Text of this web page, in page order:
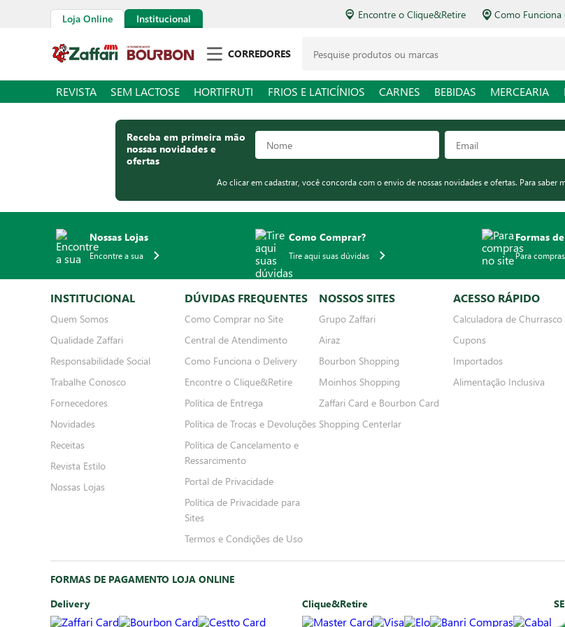
Loja Online Institucional Encontre o Clique&Retire Como Funciona
CORREDORES
REVISTA SEM LACTOSE HORTIFRUTI FRIOS E LATICÍNIOS CARNES BEBIDAS MERCEARIA
Receba em primeira mão
nossas novidades e
ofertas
Ao clicar em cadastrar, você concorda com o envio de nossas novidades e ofertas. Para saber
Nossas Lojas
Encontre a sua
Como Comprar?
Tire aqui suas dúvidas
Formas
Para
INSTITUCIONAL
Quem Somos
Qualidade Zaffari
Responsabilidade Social
Trabalhe Conosco
Fornecedores
Novidades
Receitas
Revista Estilo
Nossas Lojas
DÚVIDAS FREQUENTES
Como Comprar no Site
Central de Atendimento
Como Funciona o Delivery
Encontre o Clique&Retire
Política de Entrega
Política de Trocas e Devoluções
Política de Cancelamento e
Ressarcimento
Portal de Privacidade
Política de Privacidade para
Sites
Termos e Condições de Uso
NOSSOS SITES
Grupo Zaffari
Airaz
Bourbon Shopping
Moinhos Shopping
Zaffari Card e Bourbon Card
Shopping Centerlar
ACESSO RÁPIDO
Calculadora de Churrasco
Cupons
Importados
Alimentação Inclusiva
FORMAS DE PAGAMENTO LOJA ONLINE
Delivery
Clique&Retire